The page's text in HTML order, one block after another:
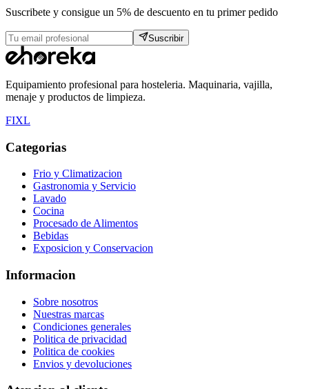
Suscribete y consigue un 5% de descuento en tu primer pedido
Suscribir
Equipamiento profesional para hosteleria. Maquinaria, vajilla,
menaje y productos de limpieza.
FIXL
Categorias
Frio y Climatizacion
Gastronomia y Servicio
Lavado
Cocina
Procesado de Alimentos
Bebidas
Exposicion y Conservacion
Informacion
Sobre nosotros
Nuestras marcas
Condiciones generales
Politica de privacidad
Politica de cookies
Envios y devoluciones